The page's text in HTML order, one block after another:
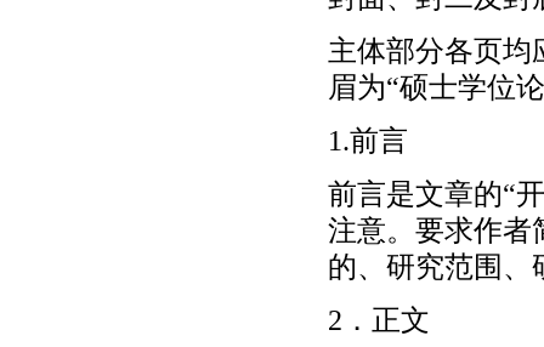
主体部分各页均
眉为“硕士学位
1.前言
前言是文章的“
注意。要求作者
的、研究范围、
2．正文